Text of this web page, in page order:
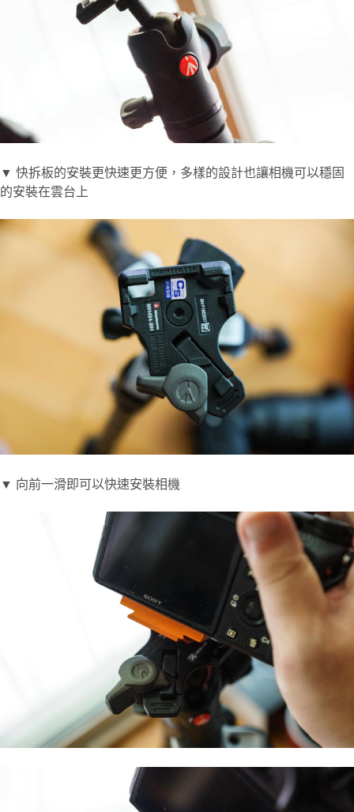
▼ 快拆板的安裝更快速更方便，多樣的設計也讓相機可以穩固
的安裝在雲台上
▼ 向前一滑即可以快速安裝相機